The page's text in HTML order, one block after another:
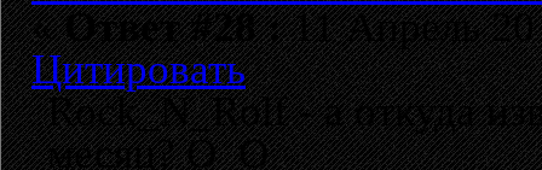
«Ответ #28 :11 Апрель
Цитировать
Rock_N_Rolf - а откуда
месяц? О_О